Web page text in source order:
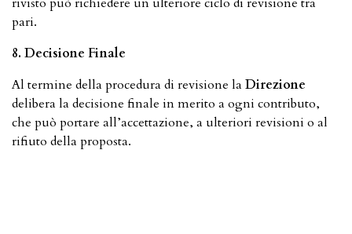
pari.
8. Decisione Finale
Al termine della procedura di revisione la Direzione
delibera la decisione finale in merito a ogni contributo,
che può portare all’accettazione, a ulteriori revisioni o al
rifiuto della proposta.